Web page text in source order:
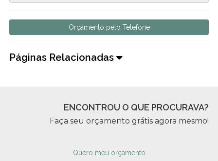
Orçamento pelo Telefone
Páginas Relacionadas
ENCONTROU O QUE PROCURAVA?
Faça seu orçamento grátis agora mesmo!
Quero meu orçamento